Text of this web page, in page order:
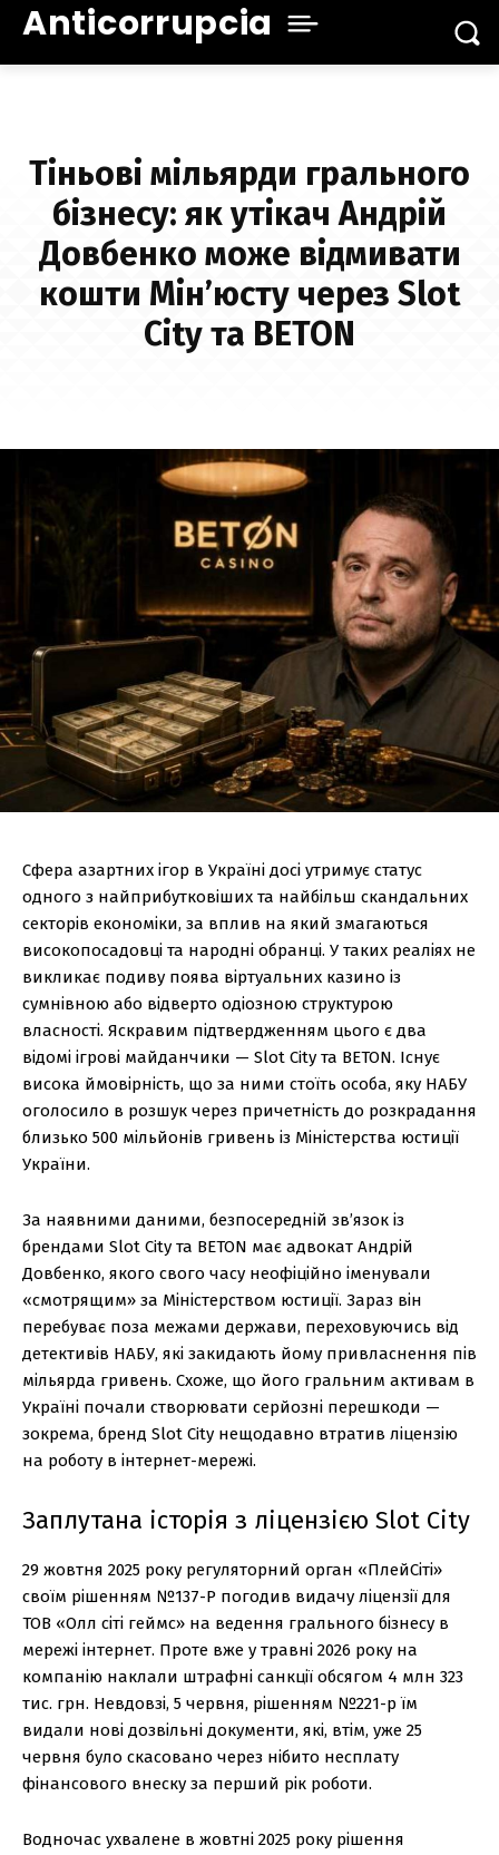
Anticorrupcia
Тіньові мільярди грального
бізнесу: як утікач Андрій
Довбенко може відмивати
кошти Мін’юсту через Slot
City та BETON
Сфера азартних ігор в Україні досі утримує статус
одного з найприбутковіших та найбільш скандальних
секторів економіки, за вплив на який змагаються
високопосадовці та народні обранці. У таких реаліях не
викликає подиву поява віртуальних казино із
сумнівною або відверто одіозною структурою
власності. Яскравим підтвердженням цього є два
відомі ігрові майданчики — Slot City та BETON. Існує
висока ймовірність, що за ними стоїть особа, яку НАБУ
оголосило в розшук через причетність до розкрадання
близько 500 мільйонів гривень із Міністерства юстиції
України.
За наявними даними, безпосередній зв’язок із
брендами Slot City та BETON має адвокат Андрій
Довбенко, якого свого часу неофіційно іменували
«смотрящим» за Міністерством юстиції. Зараз він
перебуває поза межами держави, переховуючись від
детективів НАБУ, які закидають йому привласнення пів
мільярда гривень. Схоже, що його гральним активам в
Україні почали створювати серйозні перешкоди —
зокрема, бренд Slot City нещодавно втратив ліцензію
на роботу в інтернет-мережі.
Заплутана історія з ліцензією Slot City
29 жовтня 2025 року регуляторний орган «ПлейСіті»
своїм рішенням №137-Р погодив видачу ліцензії для
ТОВ «Олл сіті геймс» на ведення грального бізнесу в
мережі інтернет. Проте вже у травні 2026 року на
компанію наклали штрафні санкції обсягом 4 млн 323
тис. грн. Невдовзі, 5 червня, рішенням №221-р їм
видали нові дозвільні документи, які, втім, уже 25
червня було скасовано через нібито несплату
фінансового внеску за перший рік роботи.
Водночас ухвалене в жовтні 2025 року рішення